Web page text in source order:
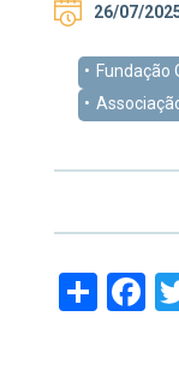
26/07/
Fundação